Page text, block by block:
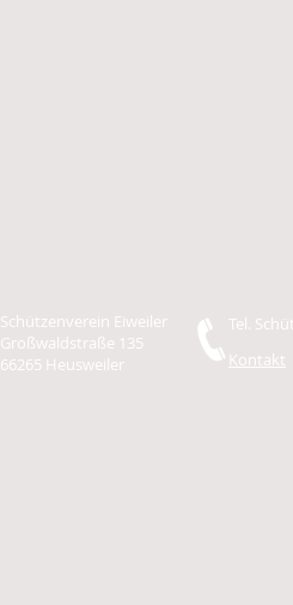
Schützenverein Eiweiler
Großwaldstraße 135
66265 Heusweiler
Tel.
Kontakt